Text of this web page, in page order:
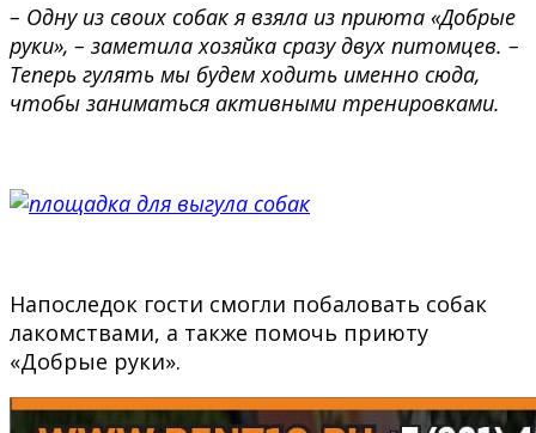
– Одну из своих собак я взяла из приюта «Добрые
руки», – заметила хозяйка сразу двух питомцев. –
Теперь гулять мы будем ходить именно сюда,
чтобы заниматься активными тренировками.
Напоследок гости смогли побаловать собак
лакомствами, а также помочь приюту
«Добрые руки».